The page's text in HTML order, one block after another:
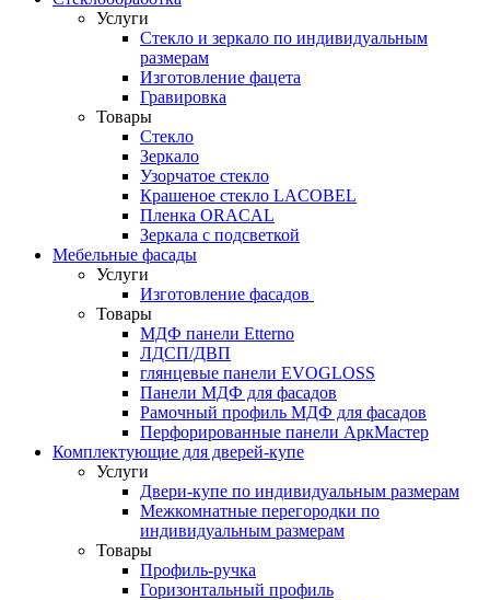
Услуги
Стекло и зеркало по индивидуальным
размерам
Изготовление фацета
Гравировка
Товары
Стекло
Зеркало
Узорчатое стекло
Крашеное стекло LACOBEL
Пленка ORACAL
Зеркала с подсветкой
Мебельные фасады
Услуги
Изготовление фасадов
Товары
МДФ панели Etterno
ЛДСП/ДВП
глянцевые панели EVOGLOSS
Панели МДФ для фасадов
Рамочный профиль МДФ для фасадов
Перфорированные панели АркМастер
Комплектующие для дверей-купе
Услуги
Двери-купе по индивидуальным размерам
Межкомнатные перегородки по
индивидуальным размерам
Товары
Профиль-ручка
Горизонтальный профиль